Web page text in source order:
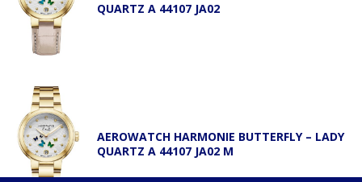
QUARTZ A 44107 JA02
AEROWATCH HARMONIE BUTTERFLY – LADY
QUARTZ A 44107 JA02 M